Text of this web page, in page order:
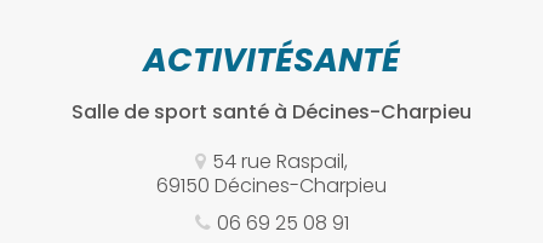
ACTIVITÉSANTÉ
Salle de sport santé à Décines-Charpieu
54 rue Raspail,
69150 Décines-Charpieu
06 69 25 08 91